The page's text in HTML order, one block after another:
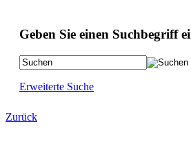
Geben Sie einen Suchbegriff
Erweiterte Suche
Zurück